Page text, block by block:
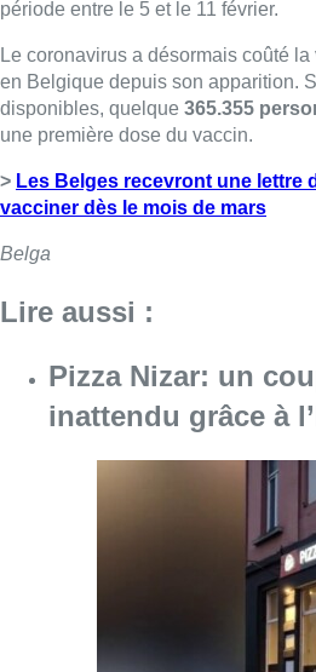
période entre le 5 et le 11 février.
Le coronavirus a désormais coûté la
en Belgique depuis son apparition.
disponibles, quelque 365.355
une première dose du vaccin.
> Les Belges recevront une lettre
vacciner dès le mois de mars
Belga
Lire aussi :
Pizza Nizar: un
inattendu grâce à